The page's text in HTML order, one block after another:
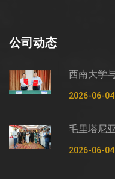
公司动态
2026-06-04
2026-06-04